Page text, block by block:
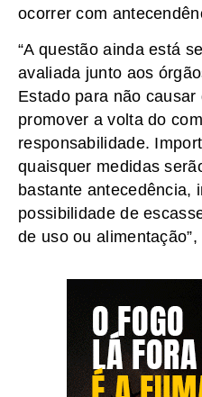
ocorrer com
“A questão ainda está
avaliada junto aos
Estado para não
promover a volta do
responsabilidade.
quaisquer medidas
bastante antecedência,
possibilidade de
de uso ou